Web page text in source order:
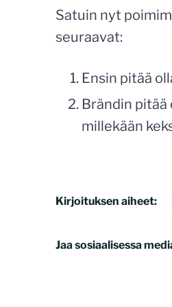
Satuin nyt
seuraavat:
Ensin pitää
Brändin pitää
millekään
Kirjoituksen aiheet:
Jaa sosiaalisessa